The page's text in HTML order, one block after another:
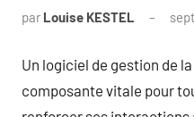
par Louise KESTEL
Un logiciel de gestion de
composante vitale pour